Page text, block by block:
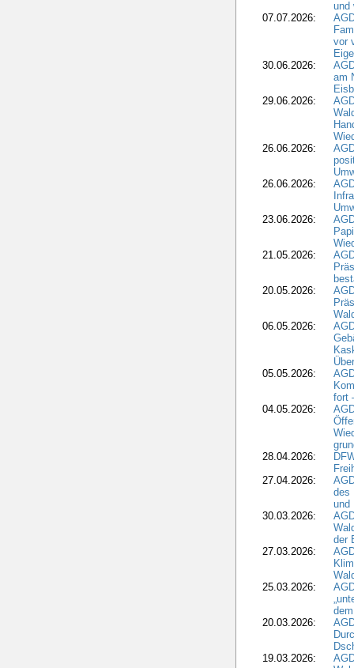
und
07.07.2026:
vor
30.06.2026:
am
29.06.2026:
26.06.2026:
26.06.2026:
23.06.2026:
21.05.2026:
20.05.2026:
06.05.2026:
05.05.2026:
fort
04.05.2026:
28.04.2026:
27.04.2026:
des
und
30.03.2026:
der
27.03.2026:
25.03.2026:
20.03.2026:
19.03.2026: